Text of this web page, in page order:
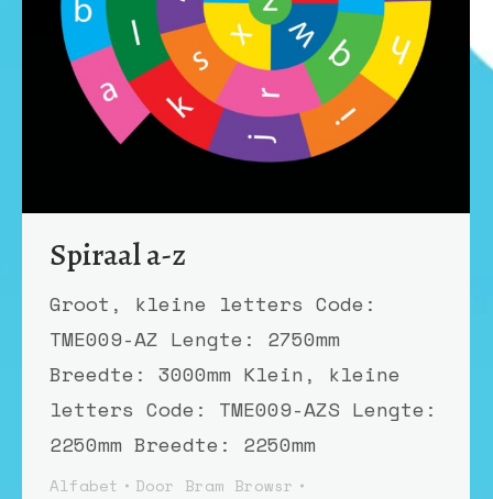
Spiraal a-z
Groot, kleine letters Code:
TME009-AZ Lengte: 2750mm
Breedte: 3000mm Klein, kleine
letters Code: TME009-AZS Lengte:
2250mm Breedte: 2250mm
Alfabet Door Bram Browsr